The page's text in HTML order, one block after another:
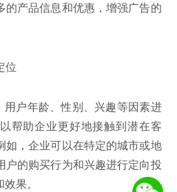
的产品信息和优惠，增强广告的
位
户年龄、性别、兴趣等因素进
帮助企业更好地接触到潜在客
如，企业可以在特定的城市或地
户的购买行为和兴趣进行定向投
果。